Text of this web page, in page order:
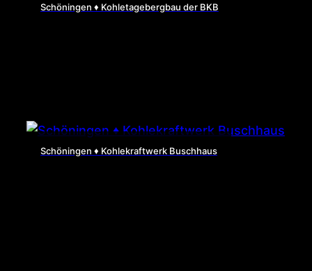
Schöningen ♦ Kohletagebergbau der BKB
Schöningen ♦ Kohlekraftwerk Buschhaus